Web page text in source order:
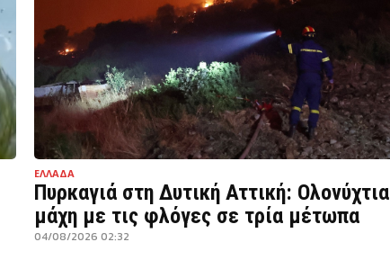
ΕΛΛΑΔΑ
Πυρκαγιά στη Δυτική Αττική: Ολονύχτια
μάχη με τις φλόγες σε τρία μέτωπα
04/08/2026 02:32